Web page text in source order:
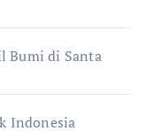
Bumi di Santa
Indonesia